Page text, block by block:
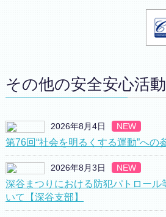
その他の安全安心活動
2026年8月4日 NEW
第76回“社会を明るくする運動”への
2026年8月3日 NEW
深谷まつりにおける防犯パトロール
いて【深谷支部】